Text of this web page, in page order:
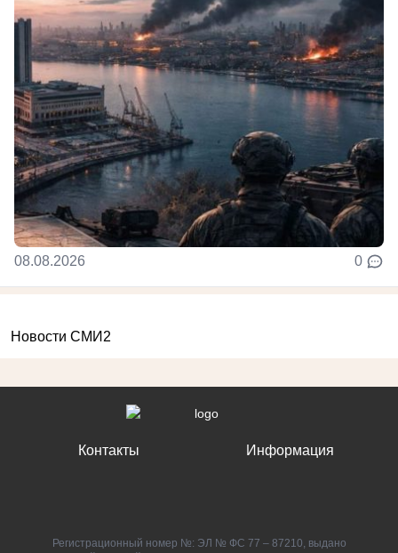
08.08.2026 0
Новости СМИ2
Контакты Информация
Регистрационный номер №: ЭЛ № ФС 77 – 87210, выдано